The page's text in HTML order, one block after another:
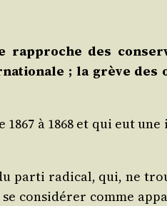
des
; la grève
à 1868 et qui eut
par­ti radi­cal, qui, ne
se consi­dé­rer comme